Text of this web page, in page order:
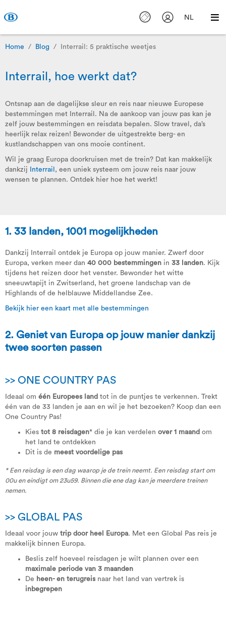
NL
Home Blog Interrail: 5 praktische weetjes
Interrail, hoe werkt dat?
Ontsnap aan de dagelijkse sleur en reis naar nieuwe Europese
bestemmingen met Interrail. Na de aankoop van jouw pas kan je
zelf jouw bestemmingen en reisdata bepalen. Slow travel, da’s
heerlijk relax reizen! Bewonder de uitgestrekte berg- en
kustlandschappen van ons mooie continent.
Wil je graag Europa doorkruisen met de trein? Dat kan makkelijk
dankzij Interrail , een uniek systeem om jouw reis naar jouw
wensen te plannen. Ontdek hier hoe het werkt!
1. 33 landen, 1001 mogelijkheden
Dankzij Interrail ontdek je Europa op jouw manier. Zwerf door
Europa, verken meer dan 40 000 bestemmingen in 33 landen. Kijk
tijdens het reizen door het venster. Bewonder het witte
sneeuwtapijt in Zwitserland, het groene landschap van de
Highlands of de helblauwe Middellandse Zee.
Bekijk hier een kaart met alle bestemmingen
2. Geniet van Europa op jouw manier dankzij
twee soorten passen
>> ONE COUNTRY PAS
Ideaal om één Europees land tot in de puntjes te verkennen. Trekt
één van de 33 landen je aan en wil je het bezoeken? Koop dan een
One Country Pas!
Kies tot 8 reisdagen* die je kan verdelen over 1 maand om
het land te ontdekken
Dit is de meest voordelige pas
* Een reisdag is een dag waarop je de trein neemt. Een reisdag start om
00u en eindigt om 23u59. Binnen die ene dag kan je meerdere treinen
nemen.
>> GLOBAL PAS
Ideaal voor jouw trip door heel Europa. Met een Global Pas reis je
makkelijk binnen Europa.
Beslis zelf hoeveel reisdagen je wilt plannen over een
maximale periode van 3 maanden
De heen- en terugreis naar het land van vertrek is
inbegrepen